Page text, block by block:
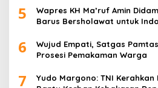
5
Wapres KH Ma’ruf Amin
Barus Bersholawat untuk
6
Wujud Empati, Satgas
Prosesi Pemakaman Warga
7
Yudo Margono: TNI